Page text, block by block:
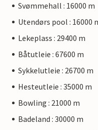
Svømmehall : 16000 m
Utendørs pool : 16000
Lekeplass : 29400 m
Båtutleie : 67600 m
Sykkelutleie : 26700 m
Hesteutleie : 35000 m
Bowling : 21000 m
Badeland : 30000 m